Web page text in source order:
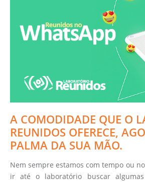
A COMODIDADE QUE O
REUNIDOS OFERECE,
PALMA DA SUA MÃO.
Nem sempre estamos com tempo ou
ir até o laboratório buscar algumas